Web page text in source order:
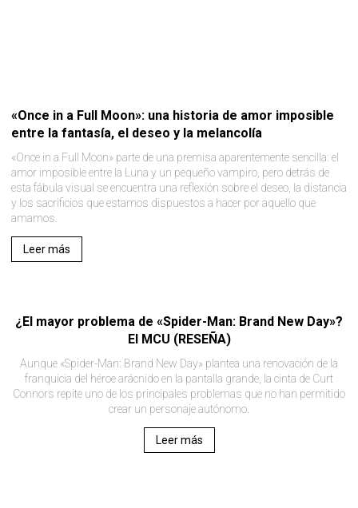
«Once in a Full Moon»: una historia de amor imposible
entre la fantasía, el deseo y la melancolía
«Once in a Full Moon» parte de una premisa aparentemente sencilla: el
amor imposible entre la Luna y un pequeño vampiro, pero detrás de
esta fábula visual se encuentra una reflexión sobre el deseo, la distancia
y los sacrificios que estamos dispuestos a hacer por aquello que
amamos.
Leer más
¿El mayor problema de «Spider-Man: Brand New Day»?
El MCU (RESEÑA)
Aunque «Spider-Man: Brand New Day» plantea una renovación de la
franquicia del héroe arácnido en la pantalla grande, la cinta de Curt
Connors repite uno de los principales problemas que no han permitido
crear un personaje autónomo.
Leer más